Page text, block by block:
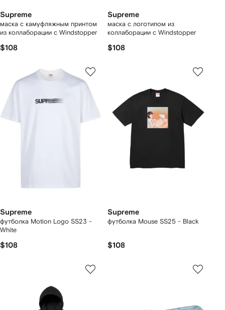
Supreme
маска с камуфляжным принтом
из коллаборации с Windstopper
$108
Supreme
маска с логотипом из
коллаборации с Windstopper
$108
Supreme
футболка Motion Logo SS23 -
White
$108
Supreme
футболка Mouse SS25 - Black
$108